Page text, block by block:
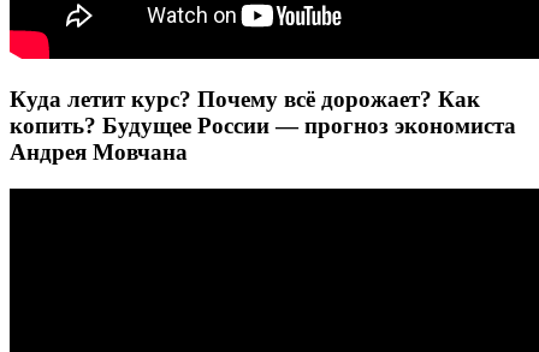
Куда летит курс? Почему всё дорожает? Как
копить? Будущее России — прогноз экономиста
Андрея Мовчана